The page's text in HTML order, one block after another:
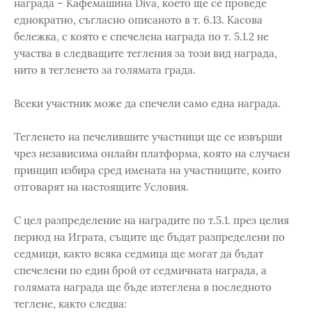
награда – Кафемашина Diva, което ще се проведе
еднократно, съгласно описаното в т. 6.13. Касова
бележка, с която е спечелена награда по т. 5.1.2 не
участва в следващите тегления за този вид награда,
нито в тегленето за голямата града.
Всеки участник може да спечели само една награда.
Тегленето на печелившите участници ще се извърши
чрез независима онлайн платформа, която на случаен
принцип избира сред имената на участниците, които
отговарят на настоящите Условия.
С цел разпределение на наградите по т.5.1. през целия
период на Играта, същите ще бъдат разпределени по
седмици, както всяка седмица ще могат да бъдат
спечелени по един брой от седмичната награда, а
голямата награда ще бъде изтеглена в последното
теглене, както следва: